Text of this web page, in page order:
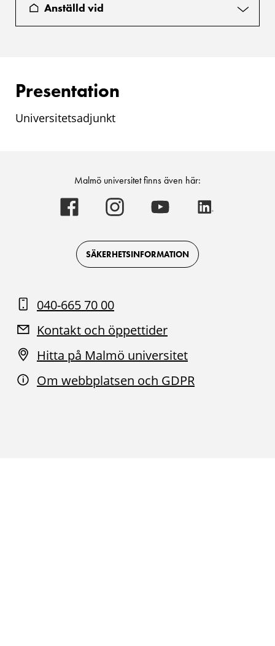
Anställd vid
Presentation
Universitetsadjunkt
Malmö universitet finns även här:
Malmö
universitet
on
Facebook
Malmö
universitet
on
Instagram
Malmö
universitet
on
Youtube
SÄKERHETSINFORMATION
040-665 70 00
Kontakt och öppettider
Hitta på Malmö universitet
Om webbplatsen och GDPR